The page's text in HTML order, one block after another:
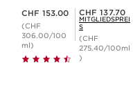
CHF 153.00
(CHF
306.00/100
ml)
Mitgliederpreis CHF 137.70
CHF 137.70
MITGLIEDSPREI
S
(CHF
275.40/100ml
)